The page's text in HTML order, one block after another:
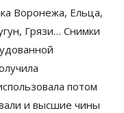
Воронежа, Ельца,
Грязи… Снимки
потом
и высшие чины